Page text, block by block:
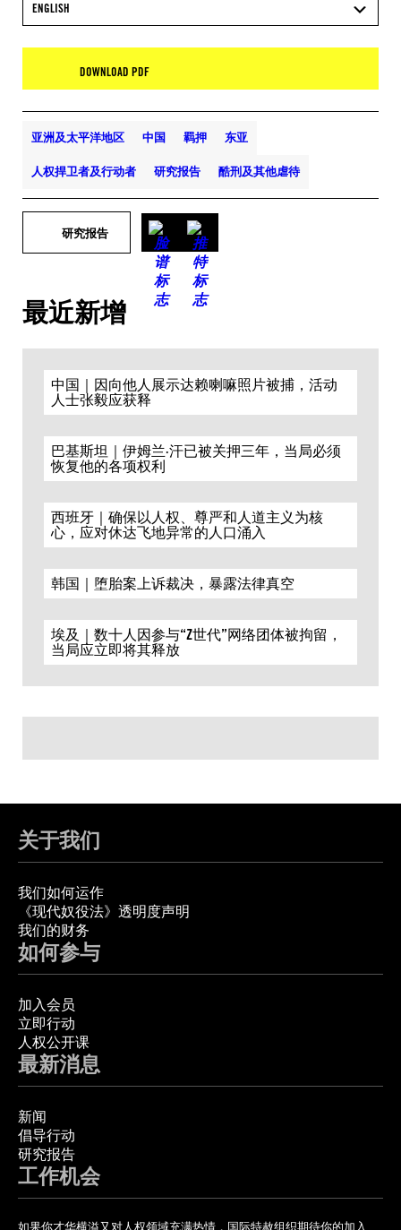
ENGLISH
DOWNLOAD PDF
亚洲及太平洋地区 中国 羁押 东亚
人权捍卫者及行动者 研究报告 酷刑及其他虐待
研究报告
最近新增
中国｜因向他人展示达赖喇嘛照片被捕，活动
人士张毅应获释
巴基斯坦｜伊姆兰·汗已被关押三年，当局必须
恢复他的各项权利
西班牙｜确保以人权、尊严和人道主义为核
心，应对休达飞地异常的人口涌入
韩国｜堕胎案上诉裁决，暴露法律真空
埃及｜数十人因参与“Z世代”网络团体被拘留，
当局应立即将其释放
关于我们
我们如何运作
《现代奴役法》透明度声明
我们的财务
如何参与
加入会员
立即行动
人权公开课
最新消息
新闻
倡导行动
研究报告
工作机会
如果你才华横溢又对人权领域充满热情，国际特赦组织期待你的加入